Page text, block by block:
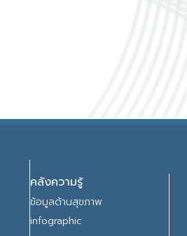
คลังความรู้
ข้อมูลด้านสุขภาพ
infographic